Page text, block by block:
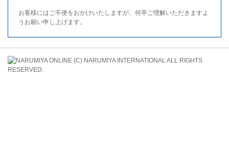
お客様にはご不便をおかけいたしますが、何卒ご理解いただきますよ
うお願い申し上げます。